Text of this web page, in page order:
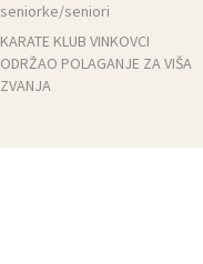
seniorke/seniori
KARATE KLUB VINKOVCI
ODRŽAO POLAGANJE ZA VIŠA
ZVANJA